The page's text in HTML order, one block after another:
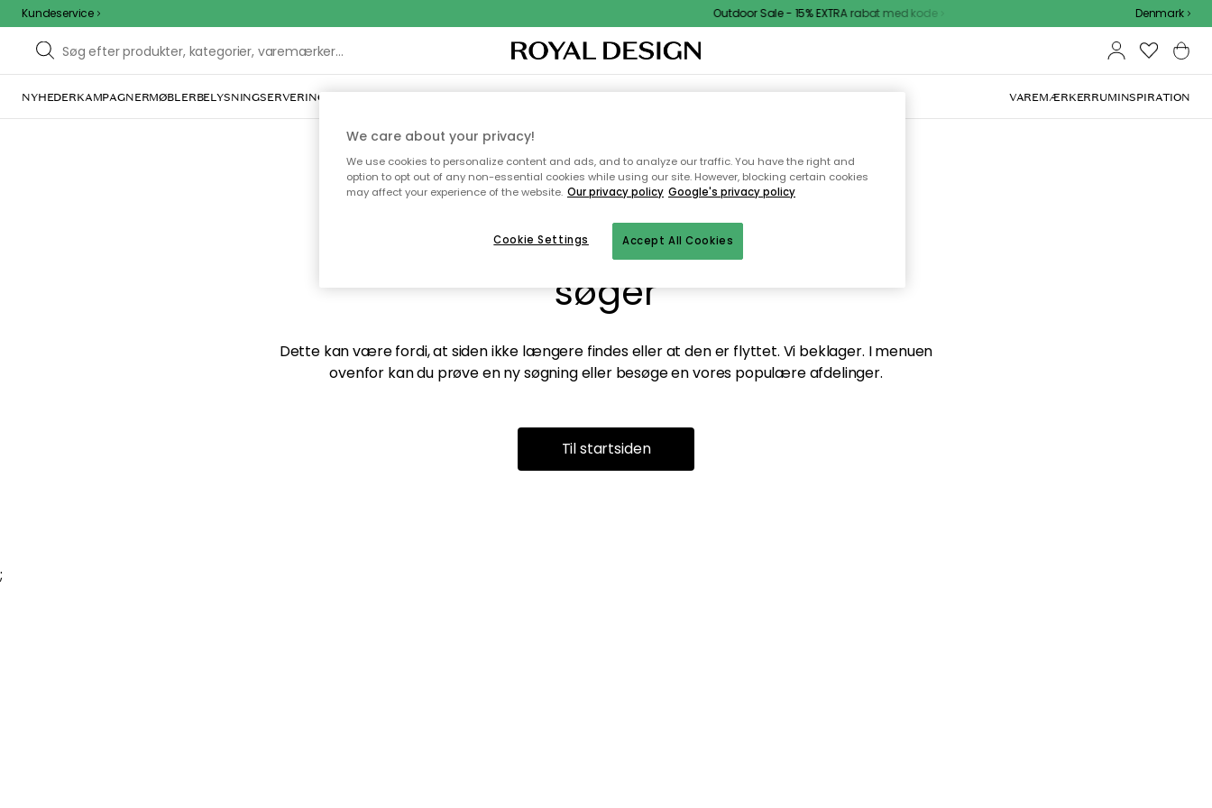
Kundeservice Outdoor Sale - 15% EXTRA rabat med kode Denmark
NYHEDERKAMPAGNERMØBLERBELYSNINGSERVERING INDRETNINGTEKSTIL & TÆPPERKØKKENETOPBEVARINGHAVEMØBLER VAREMÆRKERRUMINSPIRATION
Vi fandt desværre ikke siden du
søger
Dette kan være fordi, at siden ikke længere findes eller at den er flyttet. Vi beklager. I menuen
ovenfor kan du prøve en ny søgning eller besøge en vores populære afdelinger.
Til startsiden
;
We care about your privacy!
We use cookies to personalize content and ads, and to analyze our traffic. You have the right and
option to opt out of any non-essential cookies while using our site. However, blocking certain cookies
may affect your experience of the website. Our privacy policy Google's privacy policy
Accept All Cookies
Cookie Settings